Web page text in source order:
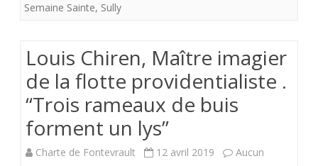
"Trois
de
buis
forment
un
lys"
Semaine Sainte, Sully
Louis Chiren, Maître imagier
de la flotte providentialiste .
“Trois rameaux de buis
forment un lys”
Charte de Fontevrault 12 avril 2019
Aucun